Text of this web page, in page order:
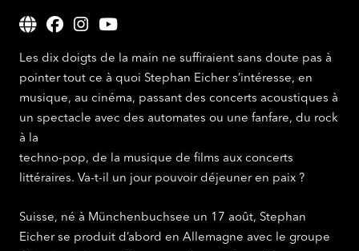
Les dix doigts de la main ne suffiraient sans doute pas à
pointer tout ce à quoi Stephan Eicher s’intéresse, en
musique, au cinéma, passant des concerts acoustiques à
un spectacle avec des automates ou une fanfare, du rock
à la
techno-pop, de la musique de films aux concerts
littéraires. Va-t-il un jour pouvoir déjeuner en paix ?
Suisse, né à Münchenbuchsee un 17 août, Stephan
Eicher se produit d’abord en Allemagne avec le groupe